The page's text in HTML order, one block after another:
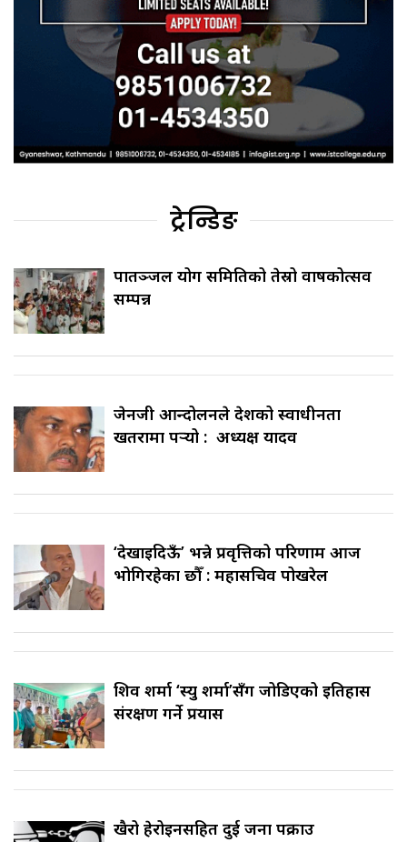
ट्रेन्डिङ
पातञ्जल योग समितिको तेस्रो वार्षिकोत्सव
सम्पन्न
जेनजी आन्दोलनले देशको स्वाधीनता
खतरामा पर्‍यो : अध्यक्ष यादव
‘देखाइदिऊँ’ भन्ने प्रवृत्तिको परिणाम आज
भोगिरहेका छौँ : महासचिव पोखरेल
शिव शर्मा ‘स्यु शर्मा’सँग जोडिएको इतिहास
संरक्षण गर्ने प्रयास
खैरो हेरोइनसहित दुई जना पक्राउ